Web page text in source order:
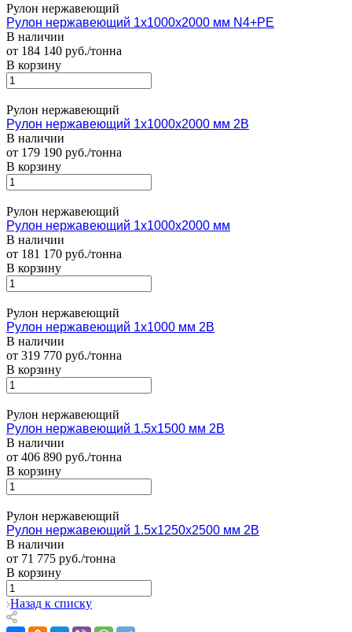
Рулон нержавеющий
Рулон нержавеющий 1х1000х2000 мм N4+PE
В наличии
от 184 140 руб./тонна
В корзину
Рулон нержавеющий
Рулон нержавеющий 1х1000х2000 мм 2В
В наличии
от 179 190 руб./тонна
В корзину
Рулон нержавеющий
Рулон нержавеющий 1х1000х2000 мм
В наличии
от 181 170 руб./тонна
В корзину
Рулон нержавеющий
Рулон нержавеющий 1х1000 мм 2В
В наличии
от 319 770 руб./тонна
В корзину
Рулон нержавеющий
Рулон нержавеющий 1.5х1500 мм 2В
В наличии
от 406 890 руб./тонна
В корзину
Рулон нержавеющий
Рулон нержавеющий 1.5х1250х2500 мм 2В
В наличии
от 71 775 руб./тонна
В корзину
Назад к списку